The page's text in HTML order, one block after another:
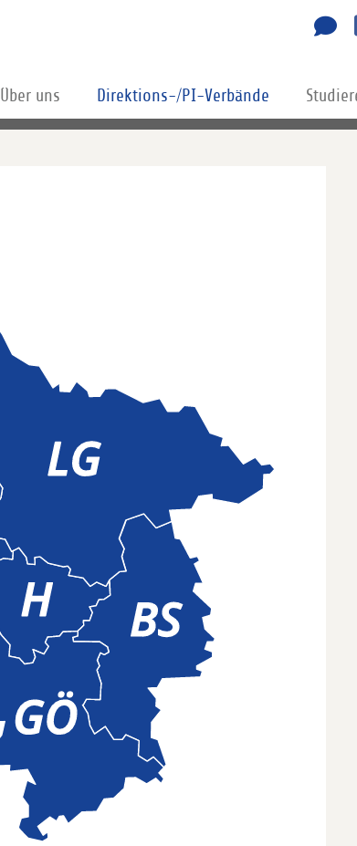
Über uns Direktions-/PI-Verbände